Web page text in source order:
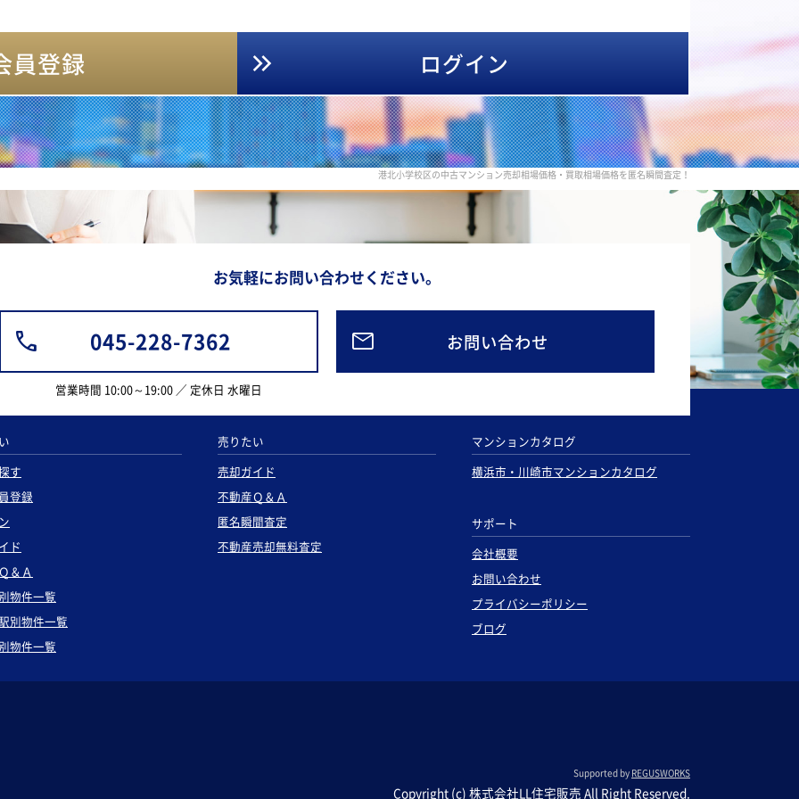
員登録 ログイン
港北小学校区の中古マンション売却相場価格・買取相場価格を匿名瞬間査定！
お気軽にお問い合わせください。
045-228-7362
営業時間 10:00～19:00 ／ 定休日 水曜日
お問い合わせ
す
登録
ド
＆Ａ
物件一覧
別物件一覧
物件一覧
売りたい
売却ガイド
不動産Ｑ＆Ａ
匿名瞬間査定
不動産売却無料査定
マンションカタログ
横浜市・川崎市マンションカタログ
サポート
会社概要
お問い合わせ
プライバシーポリシー
ブログ
Supported by REGUSWORKS
Copyright (c) 株式会社LL住宅販売 All Right Reserved.